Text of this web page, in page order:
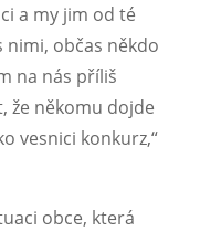
a my jim od té
nimi, občas někdo
na nás příliš
že někomu dojde
vesnici konkurz,“
obce, která